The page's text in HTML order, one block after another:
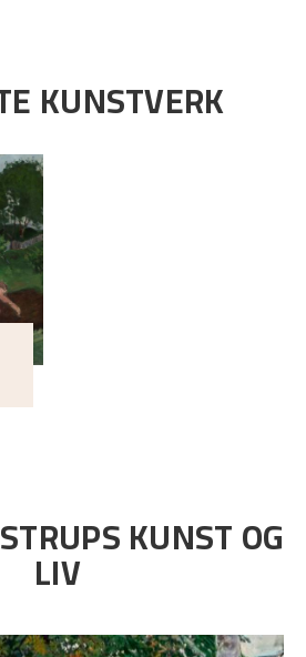
KUNSTVERK
KUNST OG
LIV